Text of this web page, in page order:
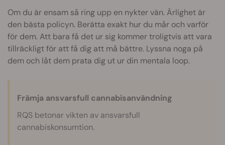
Om du är ensam så ring upp en nykter vän. Ärlighet är
den bästa policyn. Berätta exakt hur du mår och varför
för dem. Att bara få det ur sig kommer troligtvis att vara
tillräckligt för att få dig att må bättre. Lyssna noga på
dem och låt dem prata dig ut ur din mentala loop.
Främja ansvarsfull cannabisanvändning
RQS betonar vikten av ansvarsfull
cannabiskonsumtion.